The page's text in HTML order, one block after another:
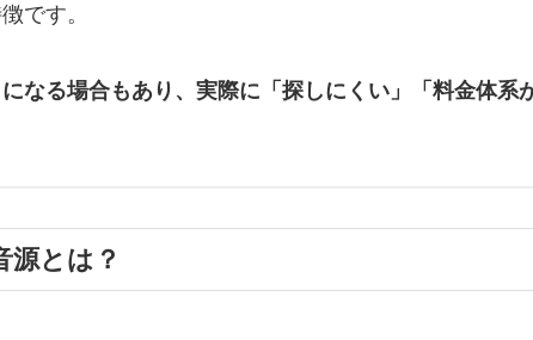
です。
なる場合もあり、実際に「探しにくい」「料金体系
源とは？